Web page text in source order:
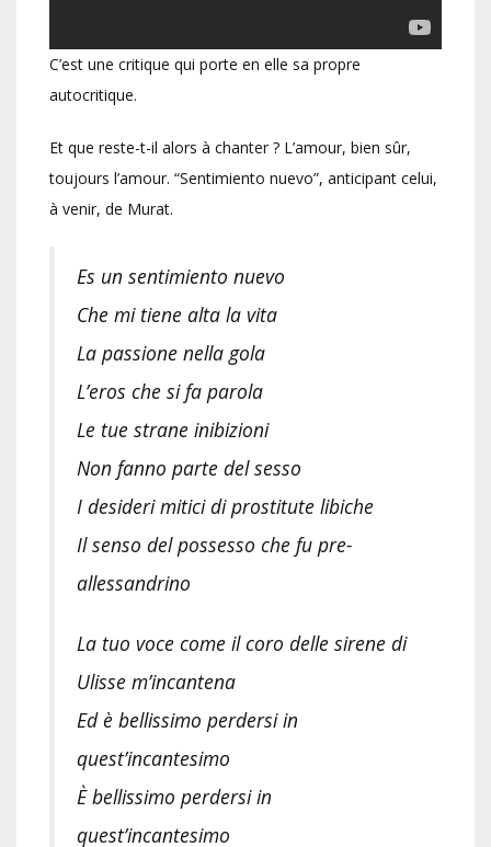
C’est une critique qui porte en elle sa propre
autocritique.
Et que reste-t-il alors à chanter ? L’amour, bien sûr,
toujours l’amour. “Sentimiento nuevo”, anticipant celui,
à venir, de Murat.
Es un sentimiento nuevo
Che mi tiene alta la vita
La passione nella gola
L’eros che si fa parola
Le tue strane inibizioni
Non fanno parte del sesso
I desideri mitici di prostitute libiche
Il senso del possesso che fu pre-
allessandrino
La tuo voce come il coro delle sirene di
Ulisse m’incantena
Ed è bellissimo perdersi in
quest’incantesimo
È bellissimo perdersi in
quest’incantesimo